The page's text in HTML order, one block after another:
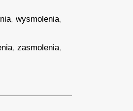
,wysmolenia,
,zasmolenia,